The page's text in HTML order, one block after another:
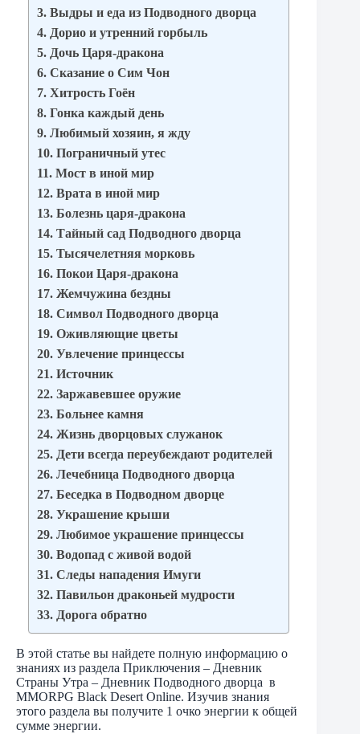
3. Выдры и еда из Подводного дворца
4. Дорио и утренний горбыль
5. Дочь Царя-дракона
6. Сказание о Сим Чон
7. Хитрость Гоён
8. Гонка каждый день
9. Любимый хозяин, я жду
10. Пограничный утес
11. Мост в иной мир
12. Врата в иной мир
13. Болезнь царя-дракона
14. Тайный сад Подводного дворца
15. Тысячелетняя морковь
16. Покои Царя-дракона
17. Жемчужина бездны
18. Символ Подводного дворца
19. Оживляющие цветы
20. Увлечение принцессы
21. Источник
22. Заржавевшее оружие
23. Больнее камня
24. Жизнь дворцовых служанок
25. Дети всегда переубеждают родителей
26. Лечебница Подводного дворца
27. Беседка в Подводном дворце
28. Украшение крыши
29. Любимое украшение принцессы
30. Водопад с живой водой
31. Следы нападения Имуги
32. Павильон драконьей мудрости
33. Дорога обратно
В этой статье вы найдете полную информацию о
знаниях из раздела Приключения – Дневник
Страны Утра – Дневник Подводного дворца в
MMORPG Black Desert Online. Изучив знания
этого раздела вы получите 1 очко энергии к общей
сумме энергии.